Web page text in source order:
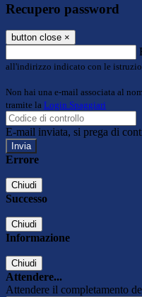
Recupero password
button close ×
all'indirizzo indicato con le
Non hai una e-mail associata al
tramite la Login Spaggiari
E-mail inviata, si prega di
Errore
Chiudi
Successo
Chiudi
Informazione
Chiudi
Attendere...
Attendere il completamento